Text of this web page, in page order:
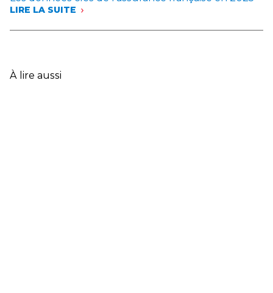
LIRE LA SUITE
:
L’ASSURANCE
FRANÇAISE
À lire aussi